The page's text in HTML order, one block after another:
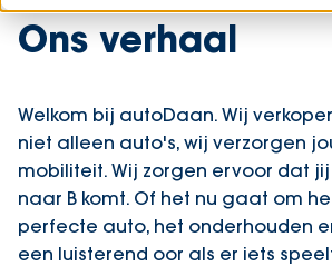
Ons verhaal
Welkom bij autoDaan. Wij
niet alleen auto's, wij verzorgen
mobiliteit. Wij zorgen ervoor dat
naar B komt. Of het nu gaat om
perfecte auto, het onderhouden
een luisterend oor als er iets